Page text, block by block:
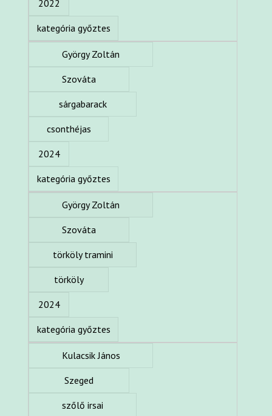
2022
kategória győztes
György Zoltán
Szováta
sárgabarack
csonthéjas
2024
kategória győztes
György Zoltán
Szováta
törköly tramini
törköly
2024
kategória győztes
Kulacsik János
Szeged
szőlő irsai